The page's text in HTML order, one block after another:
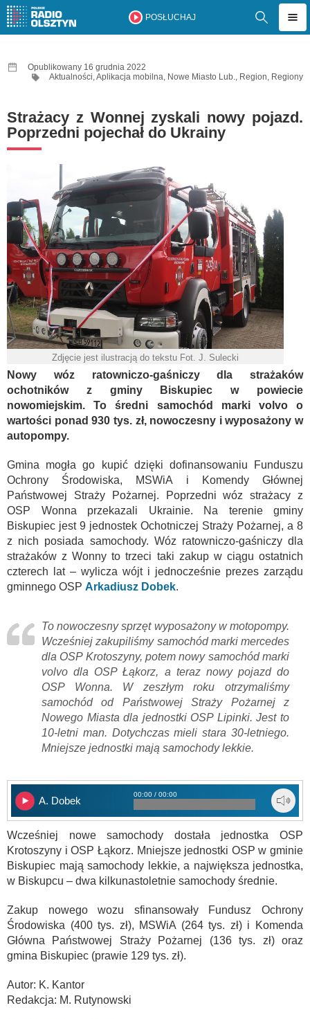
POSŁUCHAJ
Opublikowany 16 grudnia 2022
Aktualności,Aplikacja mobilna, Nowe Miasto Lub., Region, Regiony
Strażacy z Wonnej zyskali nowy pojazd.
Poprzedni pojechał do Ukrainy
Zdjęcie jest ilustracją do tekstu Fot. J. Sulecki
Nowy wóz ratowniczo-gaśniczy dla strażaków
ochotników z gminy Biskupiec w powiecie
nowomiejskim. To średni samochód marki volvo o
wartości ponad 930 tys. zł, nowoczesny i wyposażony w
autopompy.
Gmina mogła go kupić dzięki dofinansowaniu Funduszu
Ochrony Środowiska, MSWiA i Komendy Głównej
Państwowej Straży Pożarnej. Poprzedni wóz strażacy z
OSP Wonna przekazali Ukrainie. Na terenie gminy
Biskupiec jest 9 jednostek Ochotniczej Straży Pożarnej, a 8
z nich posiada samochody. Wóz ratowniczo-gaśniczy dla
strażaków z Wonny to trzeci taki zakup w ciągu ostatnich
czterech lat – wylicza wójt i jednocześnie prezes zarządu
gminnego OSP Arkadiusz Dobek.
To nowoczesny sprzęt wyposażony w motopompy.
Wcześniej zakupiliśmy samochód marki mercedes
dla OSP Krotoszyny, potem nowy samochód marki
volvo dla OSP Łąkorz, a teraz nowy pojazd do
OSP Wonna. W zeszłym roku otrzymaliśmy
samochód od Państwowej Straży Pożarnej z
Nowego Miasta dla jednostki OSP Lipinki. Jest to
10-letni man. Dotychczas mieli stara 30-letniego.
Mniejsze jednostki mają samochody lekkie.
A. Dobek
00:00 / 00:00
Wcześniej nowe samochody dostała jednostka OSP
Krotoszyny i OSP Łąkorz. Mniejsze jednostki OSP w gminie
Biskupiec mają samochody lekkie, a największa jednostka,
w Biskupcu – dwa kilkunastoletnie samochody średnie.
Zakup nowego wozu sfinansowały Fundusz Ochrony
Środowiska (400 tys. zł), MSWiA (264 tys. zł) i Komenda
Główna Państwowej Straży Pożarnej (136 tys. zł) oraz
gmina Biskupiec (prawie 129 tys. zł).
Autor: K. Kantor
Redakcja: M. Rutynowski